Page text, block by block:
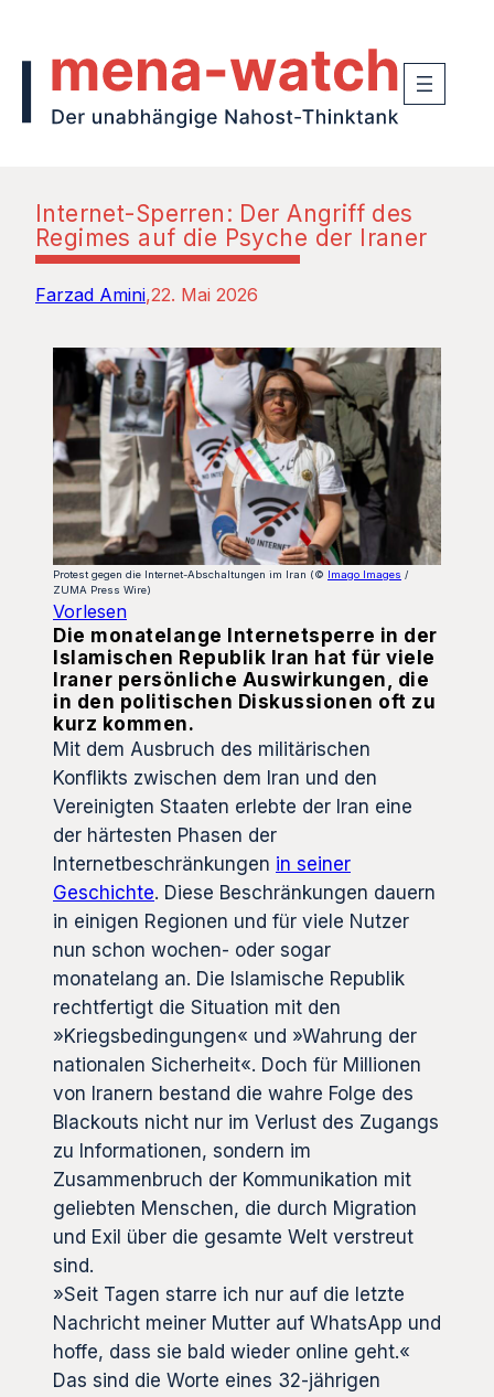
Internet-Sperren: Der Angriff des
Regimes auf die Psyche der Iraner
Farzad Amini 22. Mai 2026
Protest gegen die Internet-Abschaltungen im Iran (© Imago Images /
ZUMA Press Wire)
Vorlesen
Die monatelange Internetsperre in der
Islamischen Republik Iran hat für viele
Iraner persönliche Auswirkungen, die
in den politischen Diskussionen oft zu
kurz kommen.
Mit dem Ausbruch des militärischen
Konflikts zwischen dem Iran und den
Vereinigten Staaten erlebte der Iran eine
der härtesten Phasen der
Internetbeschränkungen in seiner
Geschichte. Diese Beschränkungen dauern
in einigen Regionen und für viele Nutzer
nun schon wochen- oder sogar
monatelang an. Die Islamische Republik
rechtfertigt die Situation mit den
»Kriegsbedingungen« und »Wahrung der
nationalen Sicherheit«. Doch für Millionen
von Iranern bestand die wahre Folge des
Blackouts nicht nur im Verlust des Zugangs
zu Informationen, sondern im
Zusammenbruch der Kommunikation mit
geliebten Menschen, die durch Migration
und Exil über die gesamte Welt verstreut
sind.
»Seit Tagen starre ich nur auf die letzte
Nachricht meiner Mutter auf WhatsApp und
hoffe, dass sie bald wieder online geht.«
Das sind die Worte eines 32-jährigen